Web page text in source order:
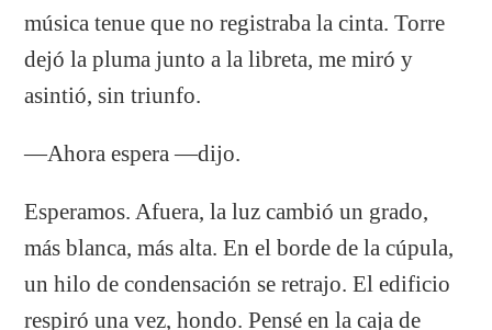
música tenue que no registraba la cinta. Torre
dejó la pluma junto a la libreta, me miró y
asintió, sin triunfo.
—Ahora espera —dijo.
Esperamos. Afuera, la luz cambió un grado,
más blanca, más alta. En el borde de la cúpula,
un hilo de condensación se retrajo. El edificio
respiró una vez, hondo. Pensé en la caja de